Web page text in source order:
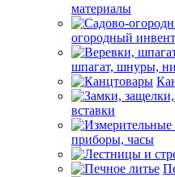
материалы
огородный
шпагат, шнуры,
вставки
приборы, часы